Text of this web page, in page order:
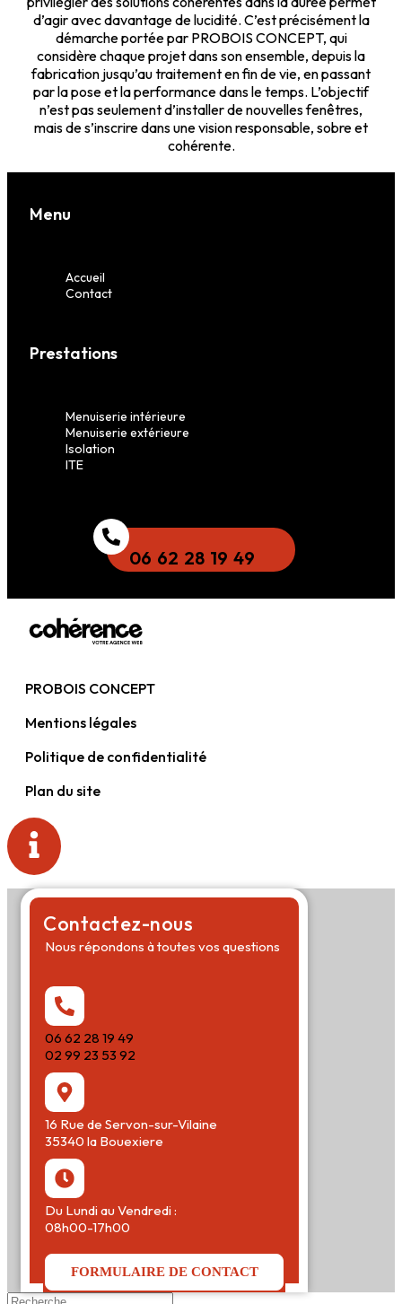
d’agir avec davantage de lucidité. C’est précisément la
démarche portée par PROBOIS CONCEPT, qui
considère chaque projet dans son ensemble, depuis la
fabrication jusqu’au traitement en fin de vie, en passant
par la pose et la performance dans le temps. L’objectif
n’est pas seulement d’installer de nouvelles fenêtres,
mais de s’inscrire dans une vision responsable, sobre et
cohérente.
Menu
Accueil
Contact
Prestations
Menuiserie intérieure
Menuiserie extérieure
Isolation
ITE
06 62 28 19 49
PROBOIS CONCEPT
Mentions légales
Politique de confidentialité
Plan du site
Contactez-nous
Nous répondons à toutes vos questions
06 62 28 19 49
02 99 23 53 92
16 Rue de Servon-sur-Vilaine
35340 la Bouexiere
Du Lundi au Vendredi :
08h00-17h00
FORMULAIRE DE CONTACT